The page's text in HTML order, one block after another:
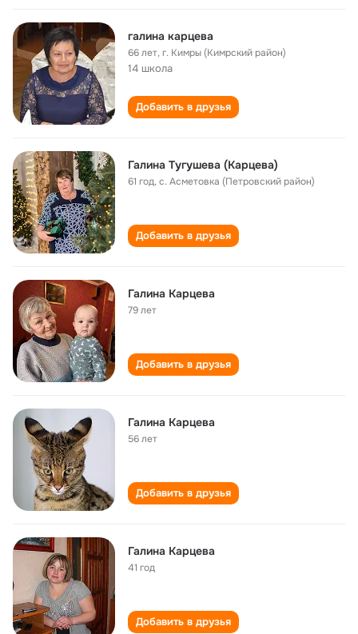
галина карцева
66 лет,г. Кимры (Кимрский район)
14 школа
Добавить в друзья
Галина Тугушева (Карцева)
61 год,с. Асметовка (Петровский район)
Добавить в друзья
Галина Карцева
79 лет
Добавить в друзья
Галина Карцева
56 лет
Добавить в друзья
Галина Карцева
41 год
Добавить в друзья